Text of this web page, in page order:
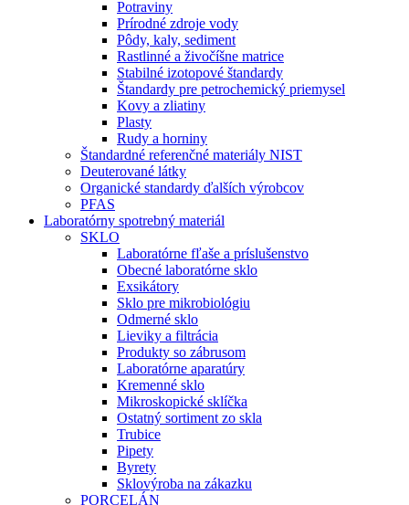
Potraviny
Prírodné zdroje vody
Pôdy, kaly, sediment
Rastlinné a živočíšne matrice
Stabilné izotopové štandardy
Štandardy pre petrochemický priemysel
Kovy a zliatiny
Plasty
Rudy a horniny
Štandardné referenčné materiály NIST
Deuterované látky
Organické standardy ďalších výrobcov
PFAS
Laboratórny spotrebný materiál
SKLO
Laboratórne fľaše a príslušenstvo
Obecné laboratórne sklo
Exsikátory
Sklo pre mikrobiológiu
Odmerné sklo
Lieviky a filtrácia
Produkty so zábrusom
Laboratórne aparatúry
Kremenné sklo
Mikroskopické sklíčka
Ostatný sortiment zo skla
Trubice
Pipety
Byrety
Sklovýroba na zákazku
PORCELÁN